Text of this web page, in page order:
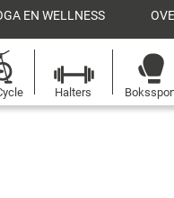
EN WELLNESS
Halters